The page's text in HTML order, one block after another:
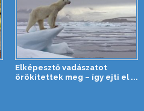
Elképesztő vadászatot
örökítettek meg – így ejti el ...